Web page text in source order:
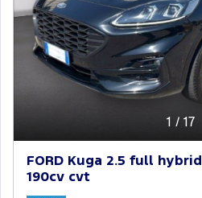
1 / 17
FORD Kuga 2.5 full
190cv cvt